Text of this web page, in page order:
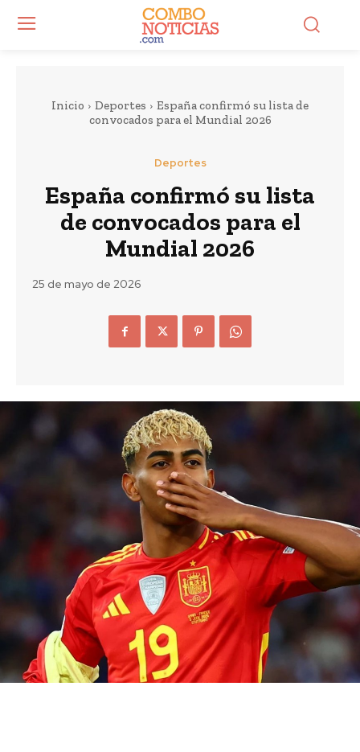
Inicio Deportes
España confirmó su lista de
convocados para el Mundial 2026
Deportes
España confirmó su lista
de convocados para el
Mundial 2026
25 de mayo de 2026